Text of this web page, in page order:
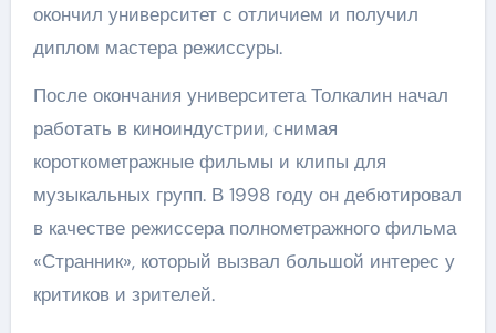
окончил университет с отличием и получил
диплом мастера режиссуры.
После окончания университета Толкалин начал
работать в киноиндустрии, снимая
короткометражные фильмы и клипы для
музыкальных групп. В 1998 году он дебютировал
в качестве режиссера полнометражного фильма
«Странник», который вызвал большой интерес у
критиков и зрителей.